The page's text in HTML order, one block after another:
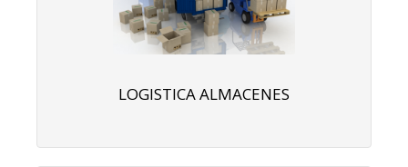
LOGISTICA ALMACENES